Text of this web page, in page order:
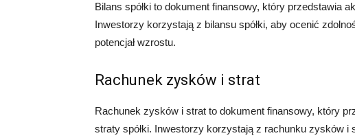
Bilans spółki to dokument finansowy, który przedstawia
Inwestorzy korzystają z bilansu spółki, aby ocenić
potencjał wzrostu.
Rachunek zysków i strat
Rachunek zysków i strat to dokument finansowy, który
straty spółki. Inwestorzy korzystają z rachunku zysków i